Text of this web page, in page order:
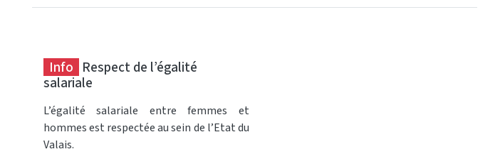
Info Respect de l’égalité
salariale
L’égalité salariale entre femmes et
hommes est respectée au sein de l’Etat du
Valais.